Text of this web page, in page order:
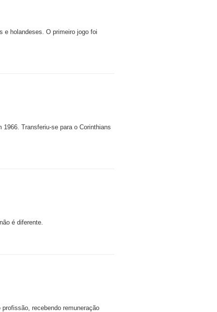
e holandeses. O primeiro jogo foi
Transferiu-se para o Corinthians
é diferente.
recebendo remuneração